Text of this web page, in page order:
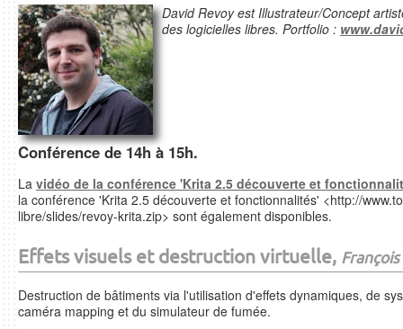
David Revoy est Illustrateur/Concept
des logicielles libres. Portfolio :
Conférence de 14h à 15h.
La vidéo de la conférence 'Krita 2.5 découverte et
la conférence 'Krita 2.5 découverte et fonctionnalités' <http://
libre/slides/revoy-krita.zip> sont également disponibles.
Effets visuels et destruction virtuelle,
Destruction de bâtiments via l'utilisation d'effets dynamiques, de
caméra mapping et du simulateur de fumée.